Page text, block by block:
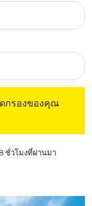
กรองของคุณ
ชั่วโมงที่ผ่านมา